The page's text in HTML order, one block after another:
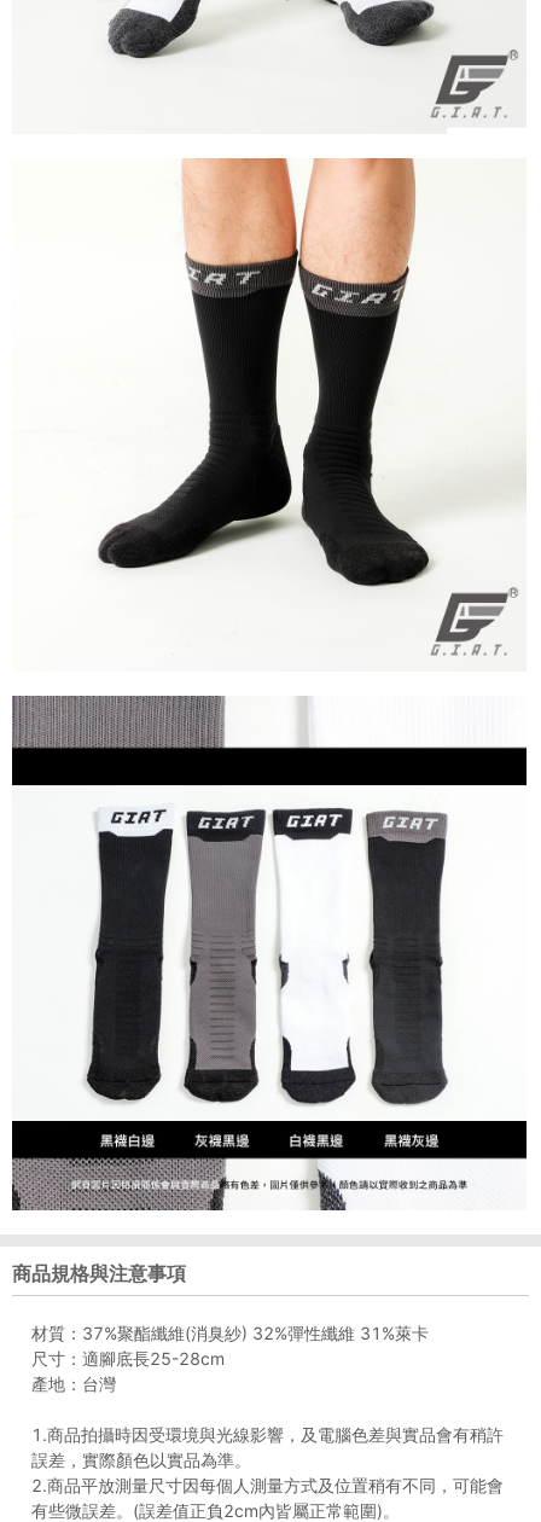
商品規格與注意事項
材質：37%聚酯纖維(消臭紗) 32%彈性纖維 31%萊卡
尺寸：適腳底長25-28cm
產地：台灣
1.商品拍攝時因受環境與光線影響，及電腦色差與實品會有稍許
誤差，實際顏色以實品為準。
2.商品平放測量尺寸因每個人測量方式及位置稍有不同，可能會
有些微誤差。(誤差值正負2cm內皆屬正常範圍)。